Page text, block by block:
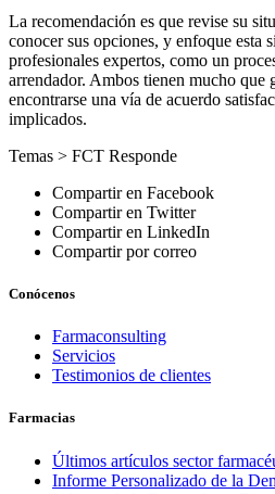
La recomendación es que revise su
conocer sus opciones, y enfoque esta
profesionales expertos, como un
arrendador. Ambos tienen mucho que
encontrarse una vía de acuerdo
implicados.
Temas > FCT Responde
Compartir en Facebook
Compartir en Twitter
Compartir en LinkedIn
Compartir por correo
Conócenos
Farmaconsulting
Servicios
Testimonios de clientes
Farmacias
Últimos artículos sector
Informe Personalizado de la